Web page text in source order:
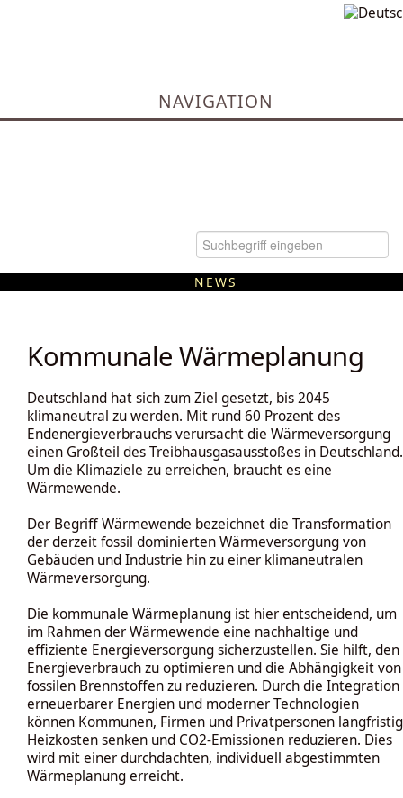
NAVIGATION
NEWS
Kommunale Wärmeplanung
Deutschland hat sich zum Ziel gesetzt, bis 2045
klimaneutral zu werden. Mit rund 60 Prozent des
Endenergieverbrauchs verursacht die Wärmeversorgung
einen Großteil des Treib­hausgasausstoßes in Deutschland.
Um die Klimaziele zu erreichen, braucht es eine
Wärmewende.
Der Begriff Wärmewende bezeichnet die Transformation
der derzeit fossil dominierten Wärmeversorgung von
Gebäuden und Industrie hin zu einer klimaneutralen
Wärmeversorgung.
Die kommunale Wärmeplanung ist hier entscheidend, um
im Rahmen der Wärmewende eine nachhaltige und
effiziente Energieversorgung sicherzustellen. Sie hilft, den
Energieverbrauch zu optimieren und die Abhängigkeit von
fossilen Brennstoffen zu reduzieren. Durch die Integration
erneuerbarer Energien und moderner Technologien
können Kommunen, Firmen und Privatpersonen langfristig
Heizkosten senken und CO2-Emissionen reduzieren. Dies
wird mit einer durchdachten, individuell abgestimmten
Wärmeplanung erreicht.